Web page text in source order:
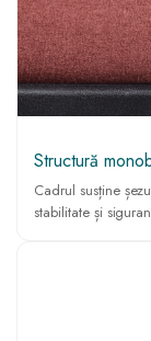
Structură
Cadrul susține
stabilitate și